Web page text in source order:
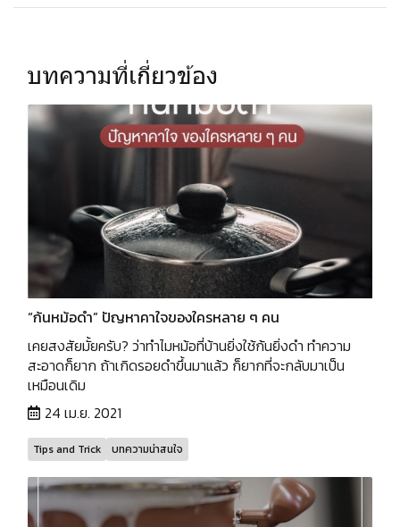
บทความที่เกี่ยวข้อง
“ก้นหม้อดำ” ปัญหาคาใจของใครหลาย ๆ คน
เคยสงสัยมั้ยครับ? ว่าทำไมหม้อที่บ้านยิ่งใช้ก้นยิ่งดำ ทำความ
สะอาดก็ยาก ถ้าเกิดรอยดำขึ้นมาแล้ว ก็ยากที่จะกลับมาเป็น
เหมือนเดิม
24 เม.ย. 2021
Tips and Trick บทความน่าสนใจ